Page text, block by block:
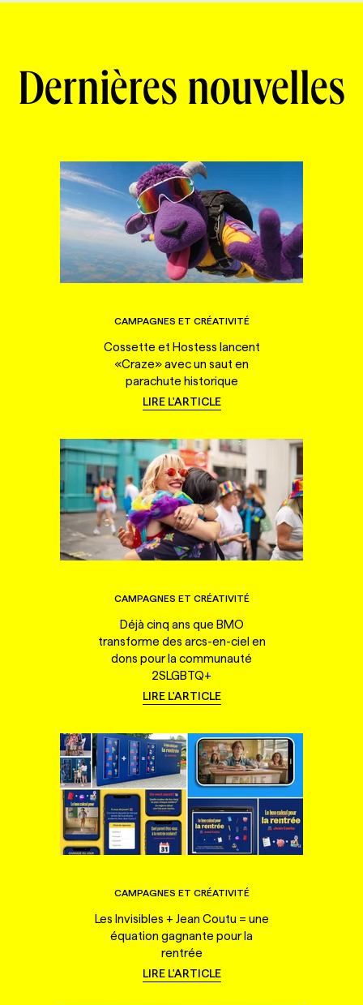
Dernières nouvelles
CAMPAGNES ET CRÉATIVITÉ
Cossette et Hostess lancent
«Craze» avec un saut en
parachute historique
LIRE L'ARTICLE
CAMPAGNES ET CRÉATIVITÉ
Déjà cinq ans que BMO
transforme des arcs-en-ciel en
dons pour la communauté
2SLGBTQ+
LIRE L'ARTICLE
CAMPAGNES ET CRÉATIVITÉ
Les Invisibles + Jean Coutu = une
équation gagnante pour la
rentrée
LIRE L'ARTICLE